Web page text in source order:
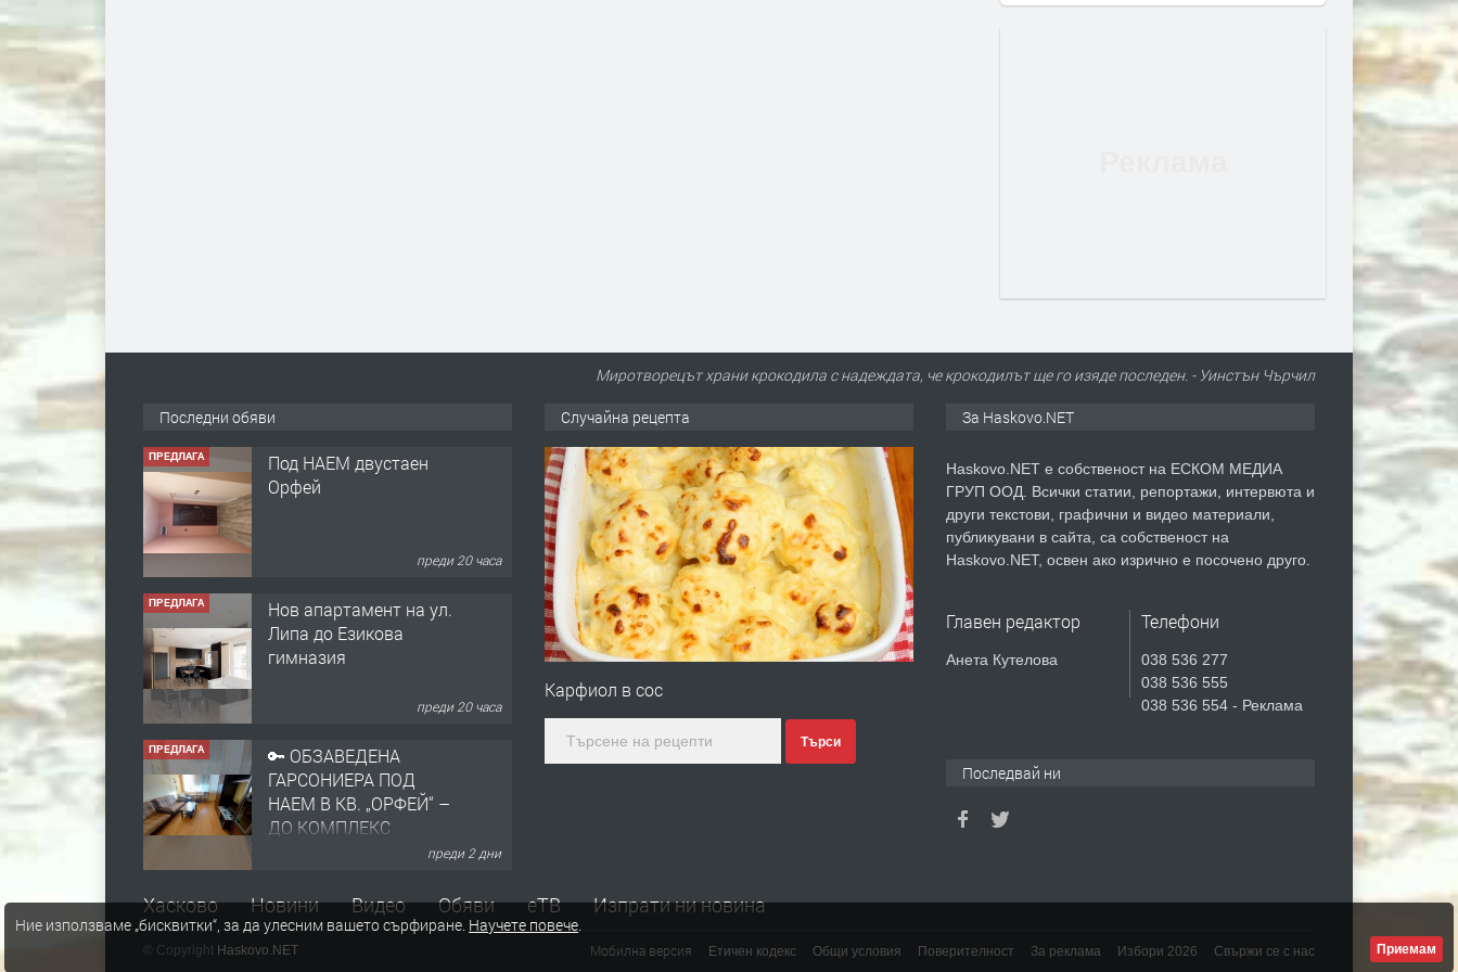
Миротворецът храни крокодила с надеждата, че крокодилът ще го изяде последен. - Уинстън Чърчил
Последни обяви
ПРЕДЛАГА
Под НАЕМ двустаен
Орфей
преди 20 часа
ПРЕДЛАГА
Нов апартамент на ул.
Липа до Езикова
гимназия
преди 20 часа
ПРЕДЛАГА
🔑 ОБЗАВЕДЕНА
ГАРСОНИЕРА ПОД
НАЕМ В КВ. „ОРФЕЙ“ –
ДО КОМПЛЕКС
преди 2 дни
НАПЪЛНО ОБЗАВЕДЕН
И ОБОРУДВАН
ТРИСТАЕН
Случайна рецепта
Карфиол в сос
Търси
За Haskovo.NET
Haskovo.NET е собственост на ЕСКОМ МЕДИА
ГРУП ООД. Всички статии, репортажи, интервюта и
други текстови, графични и видео материали,
публикувани в сайта, са собственост на
Haskovo.NET, освен ако изрично е посочено друго.
Главен редактор
Анета Кутелова
Телефони
038 536 277
038 536 555
038 536 554 - Реклама
Последвай ни
Хасково Новини Видео Обяви еТВ Изпрати ни новина
© Copyright Haskovo.NET Мобилна версия Етичен кодекс Общи условия Поверителност За реклама Избори 2026 Свържи се с нас
Ние използваме „бисквитки“, за да улесним вашето сърфиране. Научете повече.
Приемам